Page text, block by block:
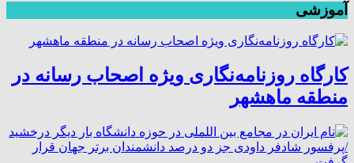
آموزشی
کارگاه روزنامه‌نگاری ویژه اصحاب رسانه در
منطقه ماهشهر